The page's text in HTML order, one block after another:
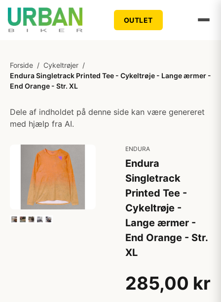
OUTLET
Forside / Cykeltrøjer /
Endura Singletrack Printed Tee - Cykeltrøje - Lange ærmer -
End Orange - Str. XL
Dele af indholdet på denne side kan være genereret
med hjælp fra AI.
ENDURA
Endura
Singletrack
Printed Tee -
Cykeltrøje -
Lange ærmer -
End Orange - Str.
XL
285,00 kr